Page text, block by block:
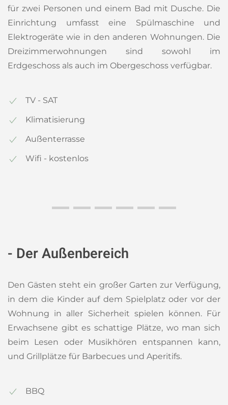
für zwei Personen und einem Bad mit Dusche. Die
Einrichtung umfasst eine Spülmaschine und
Elektrogeräte wie in den anderen Wohnungen. Die
Dreizimmerwohnungen sind sowohl im
Erdgeschoss als auch im Obergeschoss verfügbar.
TV - SAT
Klimatisierung
Außenterrasse
Wifi - kostenlos
- Der Außenbereich
Den Gästen steht ein großer Garten zur Verfügung,
in dem die Kinder auf dem Spielplatz oder vor der
Wohnung in aller Sicherheit spielen können. Für
Erwachsene gibt es schattige Plätze, wo man sich
beim Lesen oder Musikhören entspannen kann,
und Grillplätze für Barbecues und Aperitifs.
BBQ